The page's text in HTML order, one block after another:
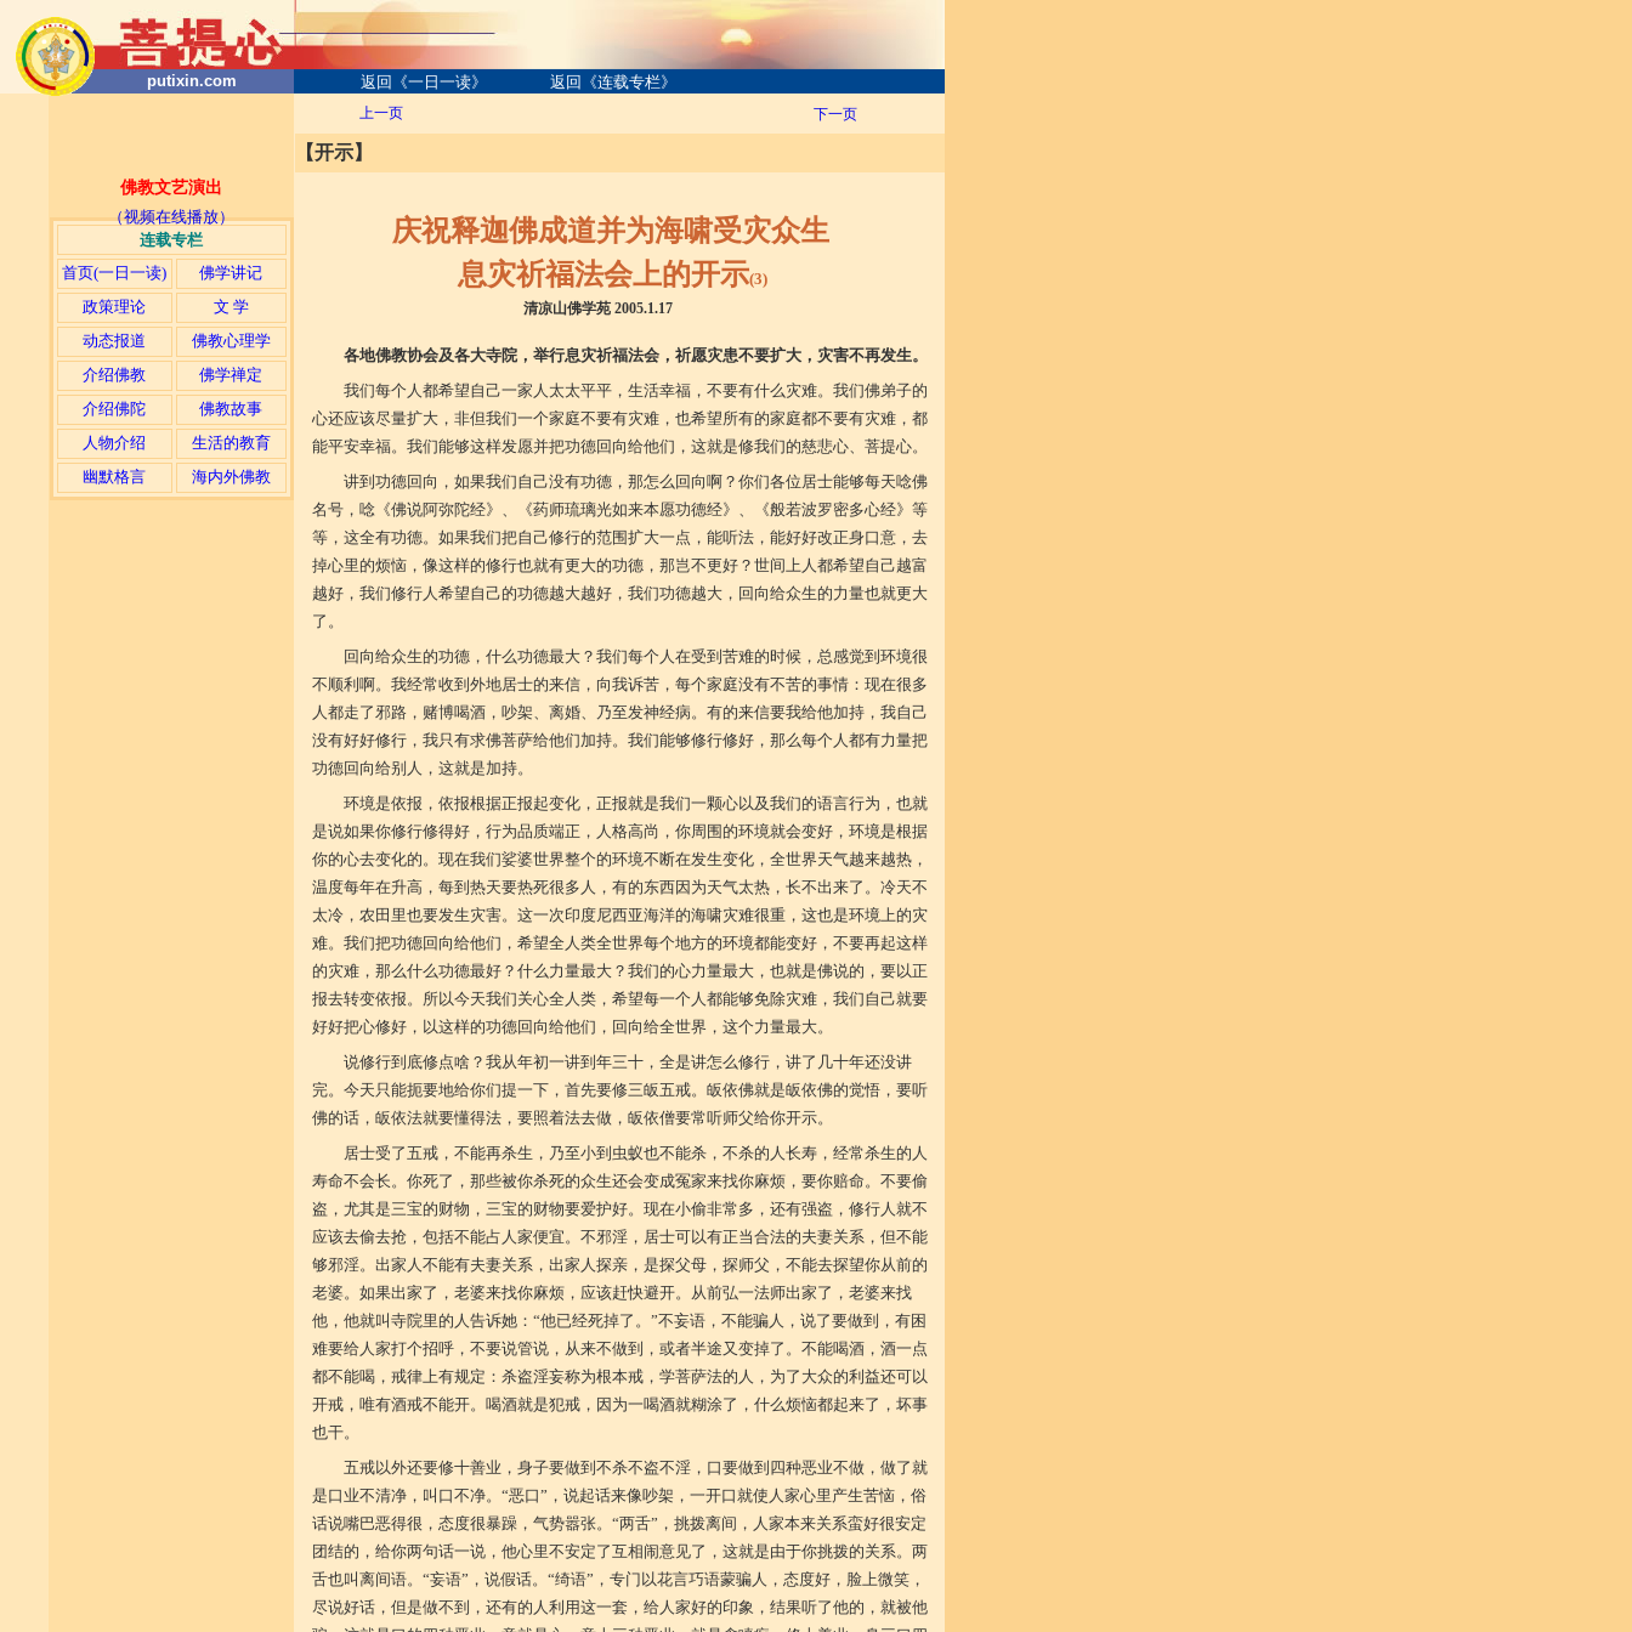
putixin.com 返回《一日一读》 返回《连载专栏》
佛教文艺演出
（视频在线播放）
连载专栏
首页(一日一读)
佛学讲记
政策理论
文 学
动态报道
佛教心理学
介绍佛教
佛学禅定
介绍佛陀
佛教故事
人物介绍
生活的教育
幽默格言
海内外佛教
上一页 下一页
【开示】
庆祝释迦佛成道并为海啸受灾众生
息灾祈福法会上的开示(3)
清凉山佛学苑 2005.1.17
各地佛教协会及各大寺院，举行息灾祈福法会，祈愿灾患不要扩大，灾害不再发生。
我们每个人都希望自己一家人太太平平，生活幸福，不要有什么灾难。我们佛弟子的
心还应该尽量扩大，非但我们一个家庭不要有灾难，也希望所有的家庭都不要有灾难，都
能平安幸福。我们能够这样发愿并把功德回向给他们，这就是修我们的慈悲心、菩提心。
讲到功德回向，如果我们自己没有功德，那怎么回向啊？你们各位居士能够每天唸佛
名号，唸《佛说阿弥陀经》、《药师琉璃光如来本愿功德经》、《般若波罗密多心经》等
等，这全有功德。如果我们把自己修行的范围扩大一点，能听法，能好好改正身口意，去
掉心里的烦恼，像这样的修行也就有更大的功德，那岂不更好？世间上人都希望自己越富
越好，我们修行人希望自己的功德越大越好，我们功德越大，回向给众生的力量也就更大
了。
回向给众生的功德，什么功德最大？我们每个人在受到苦难的时候，总感觉到环境很
不顺利啊。我经常收到外地居士的来信，向我诉苦，每个家庭没有不苦的事情：现在很多
人都走了邪路，赌博喝酒，吵架、离婚、乃至发神经病。有的来信要我给他加持，我自己
没有好好修行，我只有求佛菩萨给他们加持。我们能够修行修好，那么每个人都有力量把
功德回向给别人，这就是加持。
环境是依报，依报根据正报起变化，正报就是我们一颗心以及我们的语言行为，也就
是说如果你修行修得好，行为品质端正，人格高尚，你周围的环境就会变好，环境是根据
你的心去变化的。现在我们娑婆世界整个的环境不断在发生变化，全世界天气越来越热，
温度每年在升高，每到热天要热死很多人，有的东西因为天气太热，长不出来了。冷天不
太冷，农田里也要发生灾害。这一次印度尼西亚海洋的海啸灾难很重，这也是环境上的灾
难。我们把功德回向给他们，希望全人类全世界每个地方的环境都能变好，不要再起这样
的灾难，那么什么功德最好？什么力量最大？我们的心力量最大，也就是佛说的，要以正
报去转变依报。所以今天我们关心全人类，希望每一个人都能够免除灾难，我们自己就要
好好把心修好，以这样的功德回向给他们，回向给全世界，这个力量最大。
说修行到底修点啥？我从年初一讲到年三十，全是讲怎么修行，讲了几十年还没讲
完。今天只能扼要地给你们提一下，首先要修三皈五戒。皈依佛就是皈依佛的觉悟，要听
佛的话，皈依法就要懂得法，要照着法去做，皈依僧要常听师父给你开示。
居士受了五戒，不能再杀生，乃至小到虫蚁也不能杀，不杀的人长寿，经常杀生的人
寿命不会长。你死了，那些被你杀死的众生还会变成冤家来找你麻烦，要你赔命。不要偷
盗，尤其是三宝的财物，三宝的财物要爱护好。现在小偷非常多，还有强盗，修行人就不
应该去偷去抢，包括不能占人家便宜。不邪淫，居士可以有正当合法的夫妻关系，但不能
够邪淫。出家人不能有夫妻关系，出家人探亲，是探父母，探师父，不能去探望你从前的
老婆。如果出家了，老婆来找你麻烦，应该赶快避开。从前弘一法师出家了，老婆来找
他，他就叫寺院里的人告诉她：“他已经死掉了。”不妄语，不能骗人，说了要做到，有困
难要给人家打个招呼，不要说管说，从来不做到，或者半途又变掉了。不能喝酒，酒一点
都不能喝，戒律上有规定：杀盗淫妄称为根本戒，学菩萨法的人，为了大众的利益还可以
开戒，唯有酒戒不能开。喝酒就是犯戒，因为一喝酒就糊涂了，什么烦恼都起来了，坏事
也干。
五戒以外还要修十善业，身子要做到不杀不盗不淫，口要做到四种恶业不做，做了就
是口业不清净，叫口不净。“恶口”，说起话来像吵架，一开口就使人家心里产生苦恼，俗
话说嘴巴恶得很，态度很暴躁，气势嚣张。“两舌”，挑拨离间，人家本来关系蛮好很安定
团结的，给你两句话一说，他心里不安定了互相闹意见了，这就是由于你挑拨的关系。两
舌也叫离间语。“妄语”，说假话。“绮语”，专门以花言巧语蒙骗人，态度好，脸上微笑，
尽说好话，但是做不到，还有的人利用这一套，给人家好的印象，结果听了他的，就被他